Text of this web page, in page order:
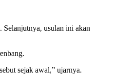
Selanjutnya, usulan ini akan
sejak awal,” ujarnya.